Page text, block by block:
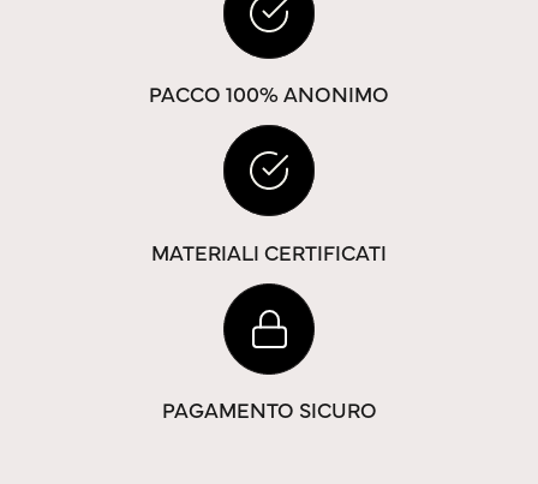
PACCO 100% ANONIMO
MATERIALI CERTIFICATI
PAGAMENTO SICURO